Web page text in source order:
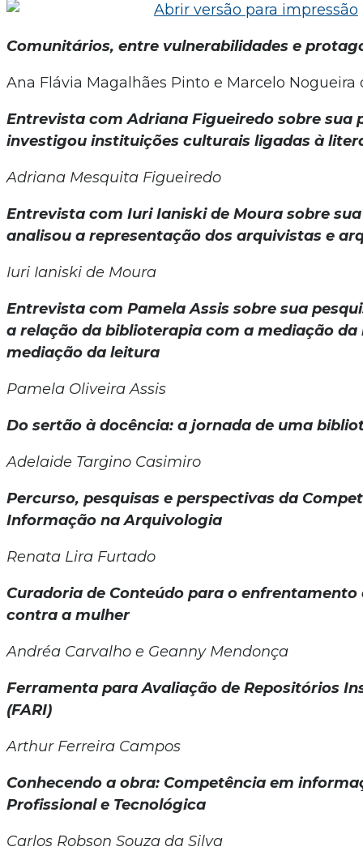
Comunitários, entre vulnerabilidades e
Ana Flávia Magalhães Pinto e Marcelo Nogueira
Entrevista com Adriana Figueiredo sobre sua
investigou instituições culturais ligadas à
Adriana Mesquita Figueiredo
Entrevista com Iuri Ianiski de Moura sobre
analisou a representação dos arquivistas e
Iuri Ianiski de Moura
Entrevista com Pamela Assis sobre sua
a relação da biblioterapia com a mediação
mediação da leitura
Pamela Oliveira Assis
Do sertão à docência: a jornada de uma
Adelaide Targino Casimiro
Percurso, pesquisas e perspectivas da
Informação na Arquivologia
Renata Lira Furtado
Curadoria de Conteúdo para o enfrentamento
contra a mulher
Andréa Carvalho e Geanny Mendonça
Ferramenta para Avaliação de Repositórios
(FARI)
Arthur Ferreira Campos
Conhecendo a obra: Competência em
Profissional e Tecnológica
Carlos Robson Souza da Silva